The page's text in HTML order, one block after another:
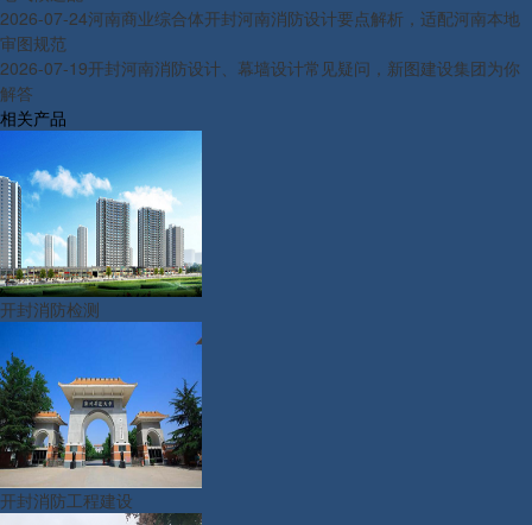
2026-07-24河南商业综合体开封河南消防设计要点解析，适配河南本地
审图规范
2026-07-19开封河南消防设计、幕墙设计常见疑问，新图建设集团为你
解答
相关产品
开封消防检测
开封消防工程建设